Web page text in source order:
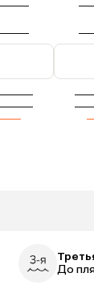
До